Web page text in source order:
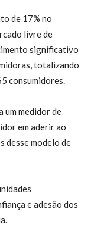
de 17% no
livre de
significativo
totalizando
consumidores.
um medidor de
em aderir ao
desse modelo de
e adesão dos